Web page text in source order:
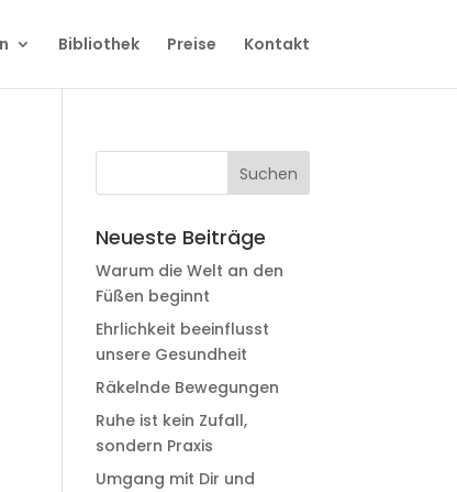
Bibliothek Preise Kontakt
Neueste Beiträge
Warum die Welt an den
Füßen beginnt
Ehrlichkeit beeinflusst
unsere Gesundheit
Räkelnde Bewegungen
Ruhe ist kein Zufall,
sondern Praxis
Umgang mit Dir und